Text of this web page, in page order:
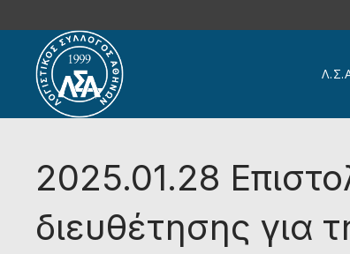
Skip to main content
2025.01.28
διευθέτησης για